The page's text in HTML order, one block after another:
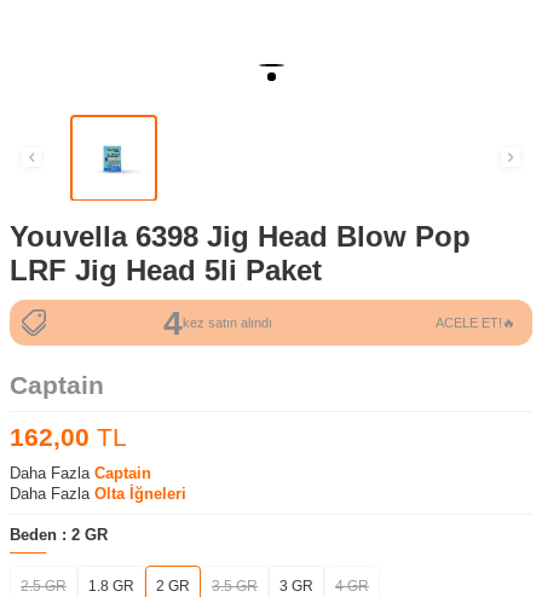
Youvella 6398 Jig Head Blow Pop
LRF Jig Head 5li Paket
4kez satın alındı
47kez görüntülendi ACELE ET!🔥
Captain
162,00 TL
Daha Fazla Captain
Daha Fazla Olta İğneleri
Beden : 2 GR
2.5 GR 1.8 GR 2 GR 3.5 GR 3 GR 4 GR